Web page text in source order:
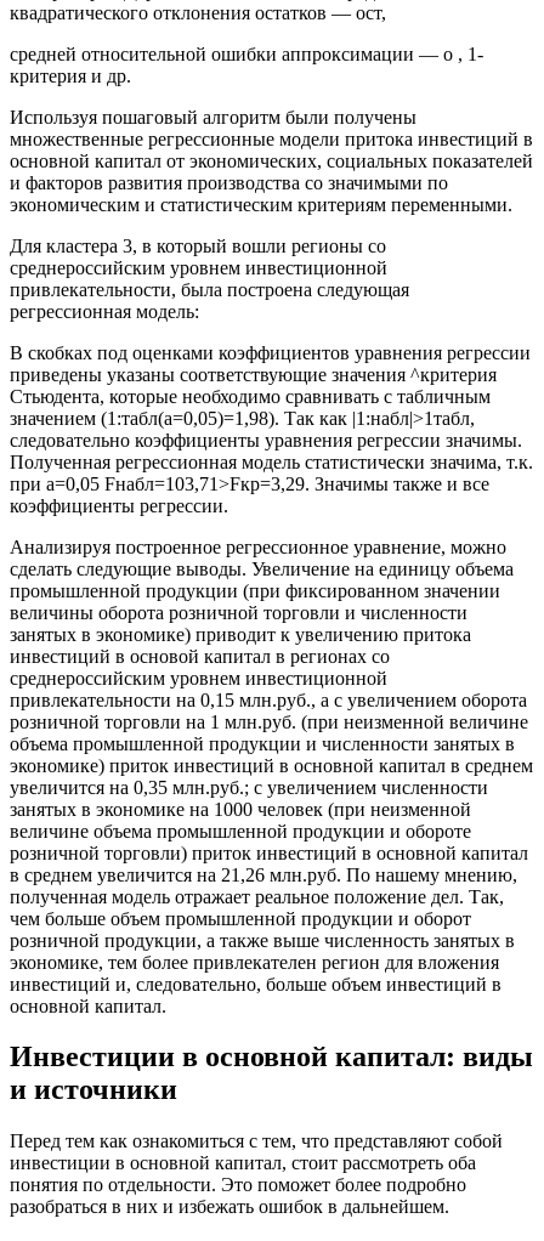
квадратического отклонения остатков — ост,
средней относительной ошибки аппроксимации — о , 1-
критерия и др.
Используя пошаговый алгоритм были получены
множественные регрессионные модели притока инвестиций в
основной капитал от экономических, социальных показателей
и факторов развития производства со значимыми по
экономическим и статистическим критериям переменными.
Для кластера 3, в который вошли регионы со
среднероссийским уровнем инвестиционной
привлекательности, была построена следующая
регрессионная модель:
В скобках под оценками коэффициентов уравнения регрессии
приведены указаны соответствующие значения ^критерия
Стьюдента, которые необходимо сравнивать с табличным
значением (1:табл(а=0,05)=1,98). Так как |1:набл|>1табл,
следовательно коэффициенты уравнения регрессии значимы.
Полученная регрессионная модель статистически значима, т.к.
при а=0,05 Fнaбл=103,71>Fкр=3,29. Значимы также и все
коэффициенты регрессии.
Анализируя построенное регрессионное уравнение, можно
сделать следующие выводы. Увеличение на единицу объема
промышленной продукции (при фиксированном значении
величины оборота розничной торговли и численности
занятых в экономике) приводит к увеличению притока
инвестиций в основой капитал в регионах со
среднероссийским уровнем инвестиционной
привлекательности на 0,15 млн.руб., а с увеличением оборота
розничной торговли на 1 млн.руб. (при неизменной величине
объема промышленной продукции и численности занятых в
экономике) приток инвестиций в основной капитал в среднем
увеличится на 0,35 млн.руб.; с увеличением численности
занятых в экономике на 1000 человек (при неизменной
величине объема промышленной продукции и обороте
розничной торговли) приток инвестиций в основной капитал
в среднем увеличится на 21,26 млн.руб. По нашему мнению,
полученная модель отражает реальное положение дел. Так,
чем больше объем промышленной продукции и оборот
розничной продукции, а также выше численность занятых в
экономике, тем более привлекателен регион для вложения
инвестиций и, следовательно, больше объем инвестиций в
основной капитал.
Инвестиции в основной капитал: виды
и источники
Перед тем как ознакомиться с тем, что представляют собой
инвестиции в основной капитал, стоит рассмотреть оба
понятия по отдельности. Это поможет более подробно
разобраться в них и избежать ошибок в дальнейшем.